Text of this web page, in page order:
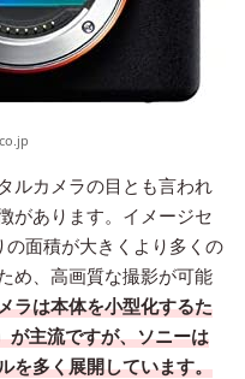
ルカメラの目とも言われ
があります。イメージセ
面積が大きくより多くの
め、高画質な撮影が可能
ラは本体を小型化するた
主流ですが、ソニーは
を多く展開しています。